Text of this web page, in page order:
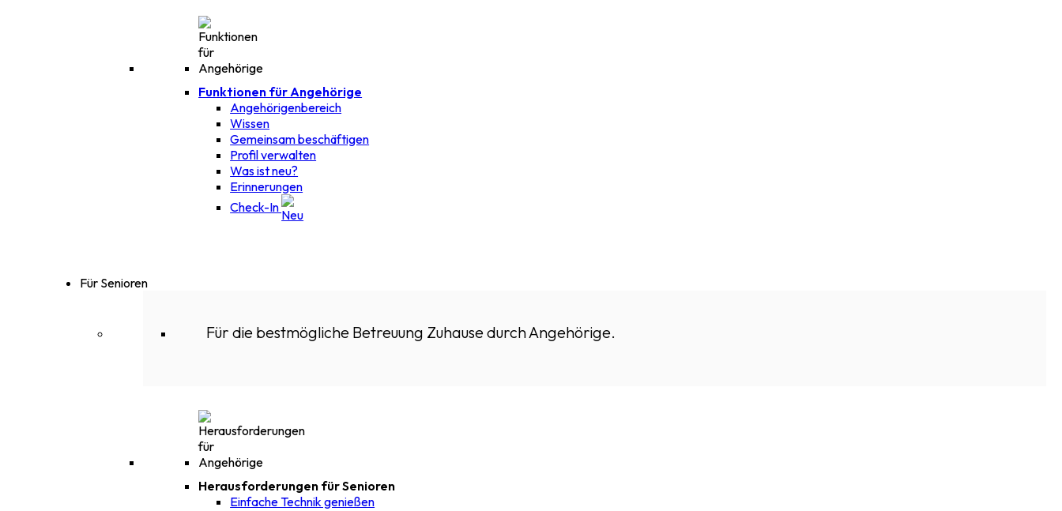
Funktionen für Angehörige
Angehörigenbereich
Wissen
Gemeinsam beschäftigen
Profil verwalten
Was ist neu?
Erinnerungen
Check-In
Für Senioren
Für die bestmögliche Betreuung Zuhause durch Angehörige.
Herausforderungen für Senioren
Einfache Technik genießen